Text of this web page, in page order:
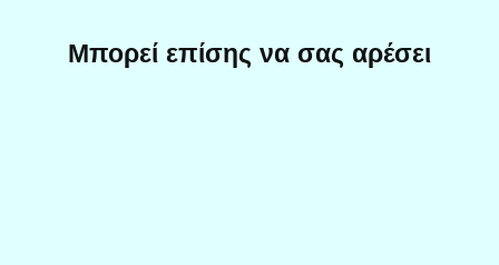
Μπορεί επίσης να σας αρέσει